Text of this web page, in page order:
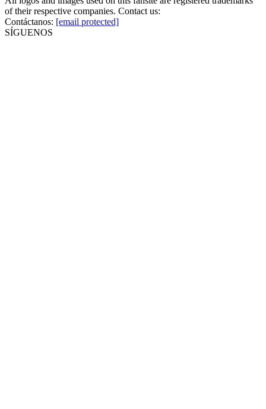
of their respective companies. Contact us:
Contáctanos: [email protected]
SÍGUENOS